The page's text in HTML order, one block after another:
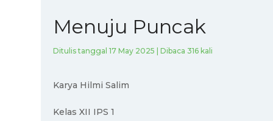
Menuju Puncak
Ditulis tanggal 17 May 2025 | Dibaca 316 kali
Karya Hilmi Salim
Kelas XII IPS 1